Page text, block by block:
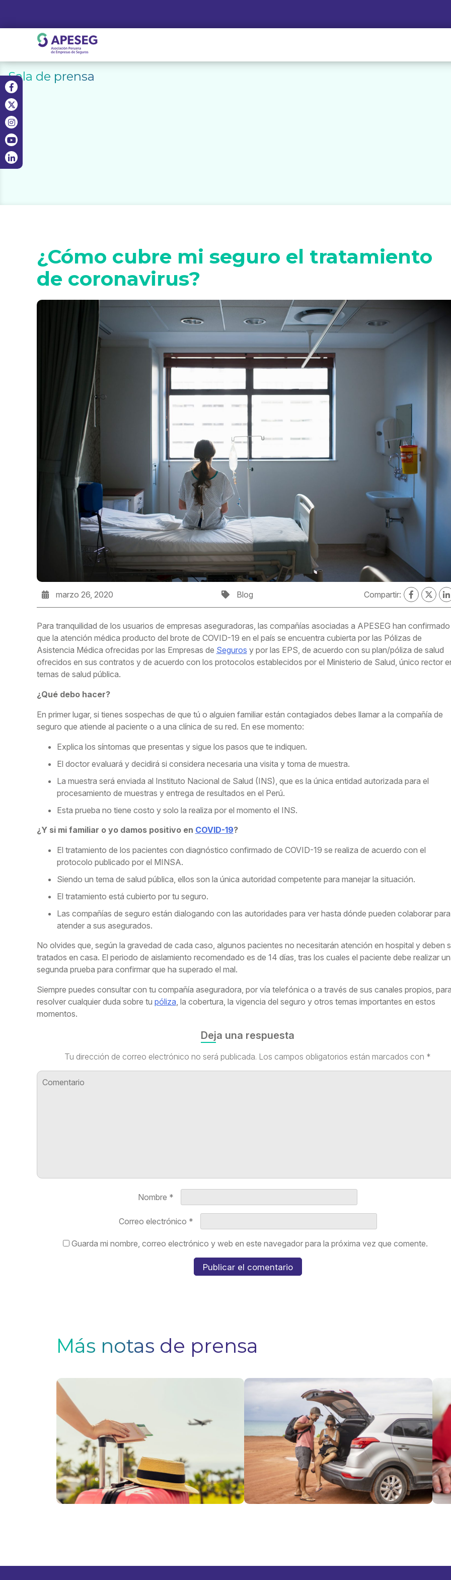
content
APESEG
Sala de prensa
¿Cómo cubre mi seguro el tratamiento
de coronavirus?
marzo 26, 2020 Blog Compartir:
Para tranquilidad de los usuarios de empresas aseguradoras, las compañías asociadas a APESEG han confirmado
que la atención médica producto del brote de COVID-19 en el país se encuentra cubierta por las Pólizas de
Asistencia Médica ofrecidas por las Empresas de Seguros y por las EPS, de acuerdo con su plan/póliza de salud
ofrecidos en sus contratos y de acuerdo con los protocolos establecidos por el Ministerio de Salud, único rector
temas de salud pública.
¿Qué debo hacer?
En primer lugar, si tienes sospechas de que tú o alguien familiar están contagiados debes llamar a la compañía de
seguro que atiende al paciente o a una clínica de su red. En ese momento:
Explica los síntomas que presentas y sigue los pasos que te indiquen.
El doctor evaluará y decidirá si considera necesaria una visita y toma de muestra.
La muestra será enviada al Instituto Nacional de Salud (INS), que es la única entidad autorizada para el
procesamiento de muestras y entrega de resultados en el Perú.
Esta prueba no tiene costo y solo la realiza por el momento el INS.
¿Y si mi familiar o yo damos positivo en COVID-19?
El tratamiento de los pacientes con diagnóstico confirmado de COVID-19 se realiza de acuerdo con el
protocolo publicado por el MINSA.
Siendo un tema de salud pública, ellos son la única autoridad competente para manejar la situación.
El tratamiento está cubierto por tu seguro.
Las compañías de seguro están dialogando con las autoridades para ver hasta dónde pueden colaborar para
atender a sus asegurados.
No olvides que, según la gravedad de cada caso, algunos pacientes no necesitarán atención en hospital y deben
tratados en casa. El periodo de aislamiento recomendado es de 14 días, tras los cuales el paciente debe realizar
segunda prueba para confirmar que ha superado el mal.
Siempre puedes consultar con tu compañía aseguradora, por vía telefónica o a través de sus canales propios,
resolver cualquier duda sobre tu póliza, la cobertura, la vigencia del seguro y otros temas importantes en estos
momentos.
Deja una respuesta
Tu dirección de correo electrónico no será publicada. Los campos obligatorios están marcados con *
Nombre *
Correo electrónico *
Guarda mi nombre, correo electrónico y web en este navegador para la próxima vez que comente.
Más notas de prensa
Viajes por
qué hacer
si
necesitas
seguro en
el
y
en
Ver